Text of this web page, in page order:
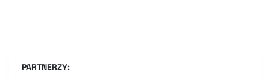
PARTNERZY: